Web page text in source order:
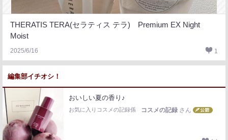
THERATIS TERA(セラティス テラ) Premium EX Night
Moist
2025/6/16 1
編集部イチオシ！
おいしい夏の香り♪
お気に入りコスメの記録係 コスメの記録 さん